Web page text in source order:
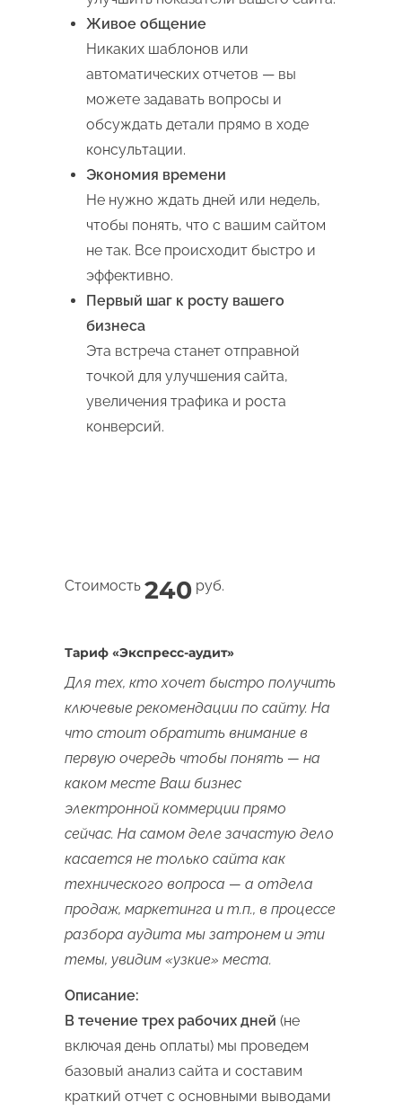
Живое общение
Никаких шаблонов или
автоматических отчетов — вы
можете задавать вопросы и
обсуждать детали прямо в ходе
консультации.
Экономия времени
Не нужно ждать дней или недель,
чтобы понять, что с вашим сайтом
не так. Все происходит быстро и
эффективно.
Первый шаг к росту вашего
бизнеса
Эта встреча станет отправной
точкой для улучшения сайта,
увеличения трафика и роста
конверсий.
Стоимость 240 руб.
Тариф «Экспресс-аудит»
Для тех, кто хочет быстро получить
ключевые рекомендации по сайту. На
что стоит обратить внимание в
первую очередь чтобы понять — на
каком месте Ваш бизнес
электронной коммерции прямо
сейчас. На самом деле зачастую дело
касается не только сайта как
технического вопроса — а отдела
продаж, маркетинга и т.п., в процессе
разбора аудита мы затронем и эти
темы, увидим «узкие» места.
Описание:
В течение трех рабочих дней (не
включая день оплаты) мы проведем
базовый анализ сайта и составим
краткий отчет с основными выводами